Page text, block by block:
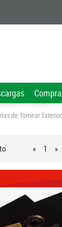
de Tornear Exterior
« 1 »